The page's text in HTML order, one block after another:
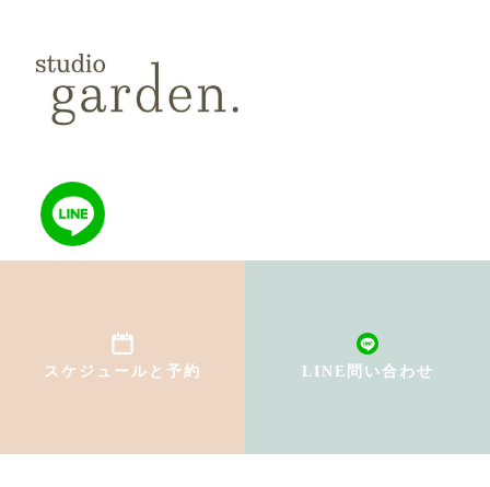
スケジュールと予約 LINE問い合わせ
初めての方へ